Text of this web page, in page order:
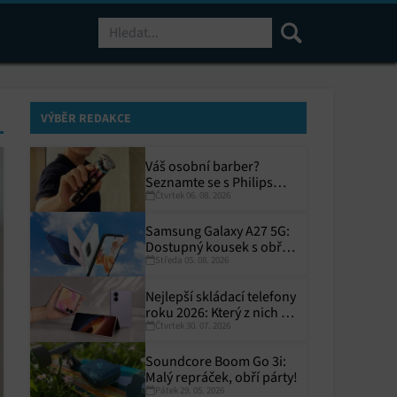
VÝBĚR REDAKCE
Váš osobní barber?
Seznamte se s Philips
i9000 Prestige Ultra
Čtvrtek 06. 08. 2026
Samsung Galaxy A27 5G:
Dostupný kousek s obřím
displejem
Středa 05. 08. 2026
Nejlepší skládací telefony
roku 2026: Který z nich si
zaslouží místo ve vaší
Čtvrtek 30. 07. 2026
Soundcore Boom Go 3i:
Malý repráček, obří párty!
Pátek 29. 05. 2026